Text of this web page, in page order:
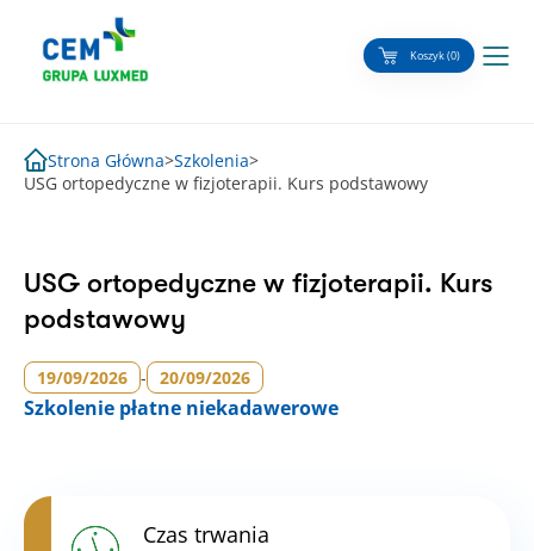
content
Koszyk (0)
Strona Główna>Szkolenia>
USG ortopedyczne w fizjoterapii. Kurs podstawowy
USG ortopedyczne w fizjoterapii. Kurs
podstawowy
19/09/2026 - 20/09/2026
Szkolenie płatne niekadawerowe
Czas trwania